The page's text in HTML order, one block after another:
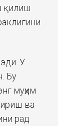
қилиш
У
Бу
муҳим
ва
рад